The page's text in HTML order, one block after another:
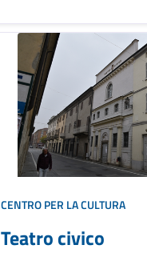
CENTRO PER LA CULTURA
Teatro civico